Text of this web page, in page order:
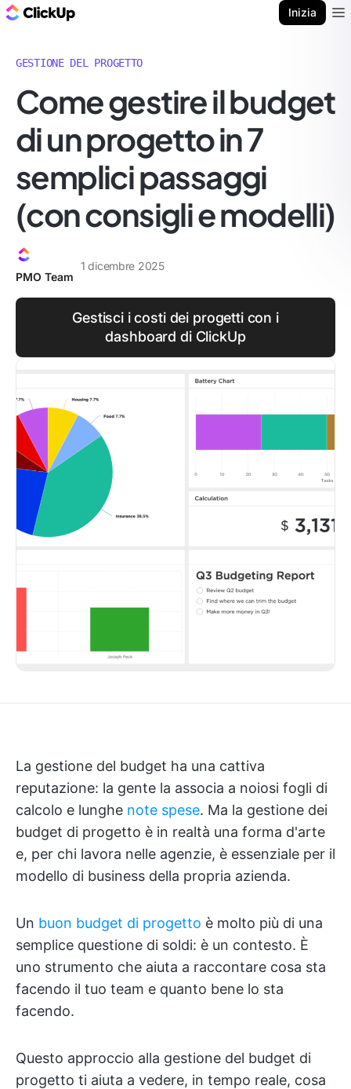
Inizia
GESTIONE DEL PROGETTO
Come gestire il budget
di un progetto in 7
semplici passaggi
(con consigli e modelli)
PMO Team
1 dicembre 2025
Gestisci i costi dei progetti con i
dashboard di ClickUp
La gestione del budget ha una cattiva
reputazione: la gente la associa a noiosi fogli di
calcolo e lunghe note spese. Ma la gestione dei
budget di progetto è in realtà una forma d'arte
e, per chi lavora nelle agenzie, è essenziale per il
modello di business della propria azienda.
Un buon budget di progetto è molto più di una
semplice questione di soldi: è un contesto. È
uno strumento che aiuta a raccontare cosa sta
facendo il tuo team e quanto bene lo sta
facendo.
Questo approccio alla gestione del budget di
progetto ti aiuta a vedere, in tempo reale, cosa